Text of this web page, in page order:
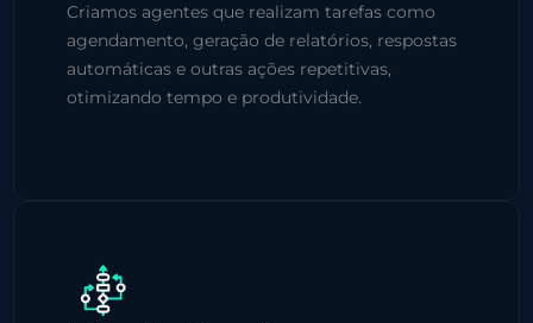
Criamos agentes que realizam tarefas como
agendamento, geração de relatórios, respostas
automáticas e outras ações repetitivas,
otimizando tempo e produtividade.